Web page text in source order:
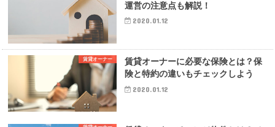
運営の注意点も解説！
2020.01.12
賃貸オーナー
賃貸オーナーに必要な保険とは？保
険と特約の違いもチェックしよう
2020.01.12